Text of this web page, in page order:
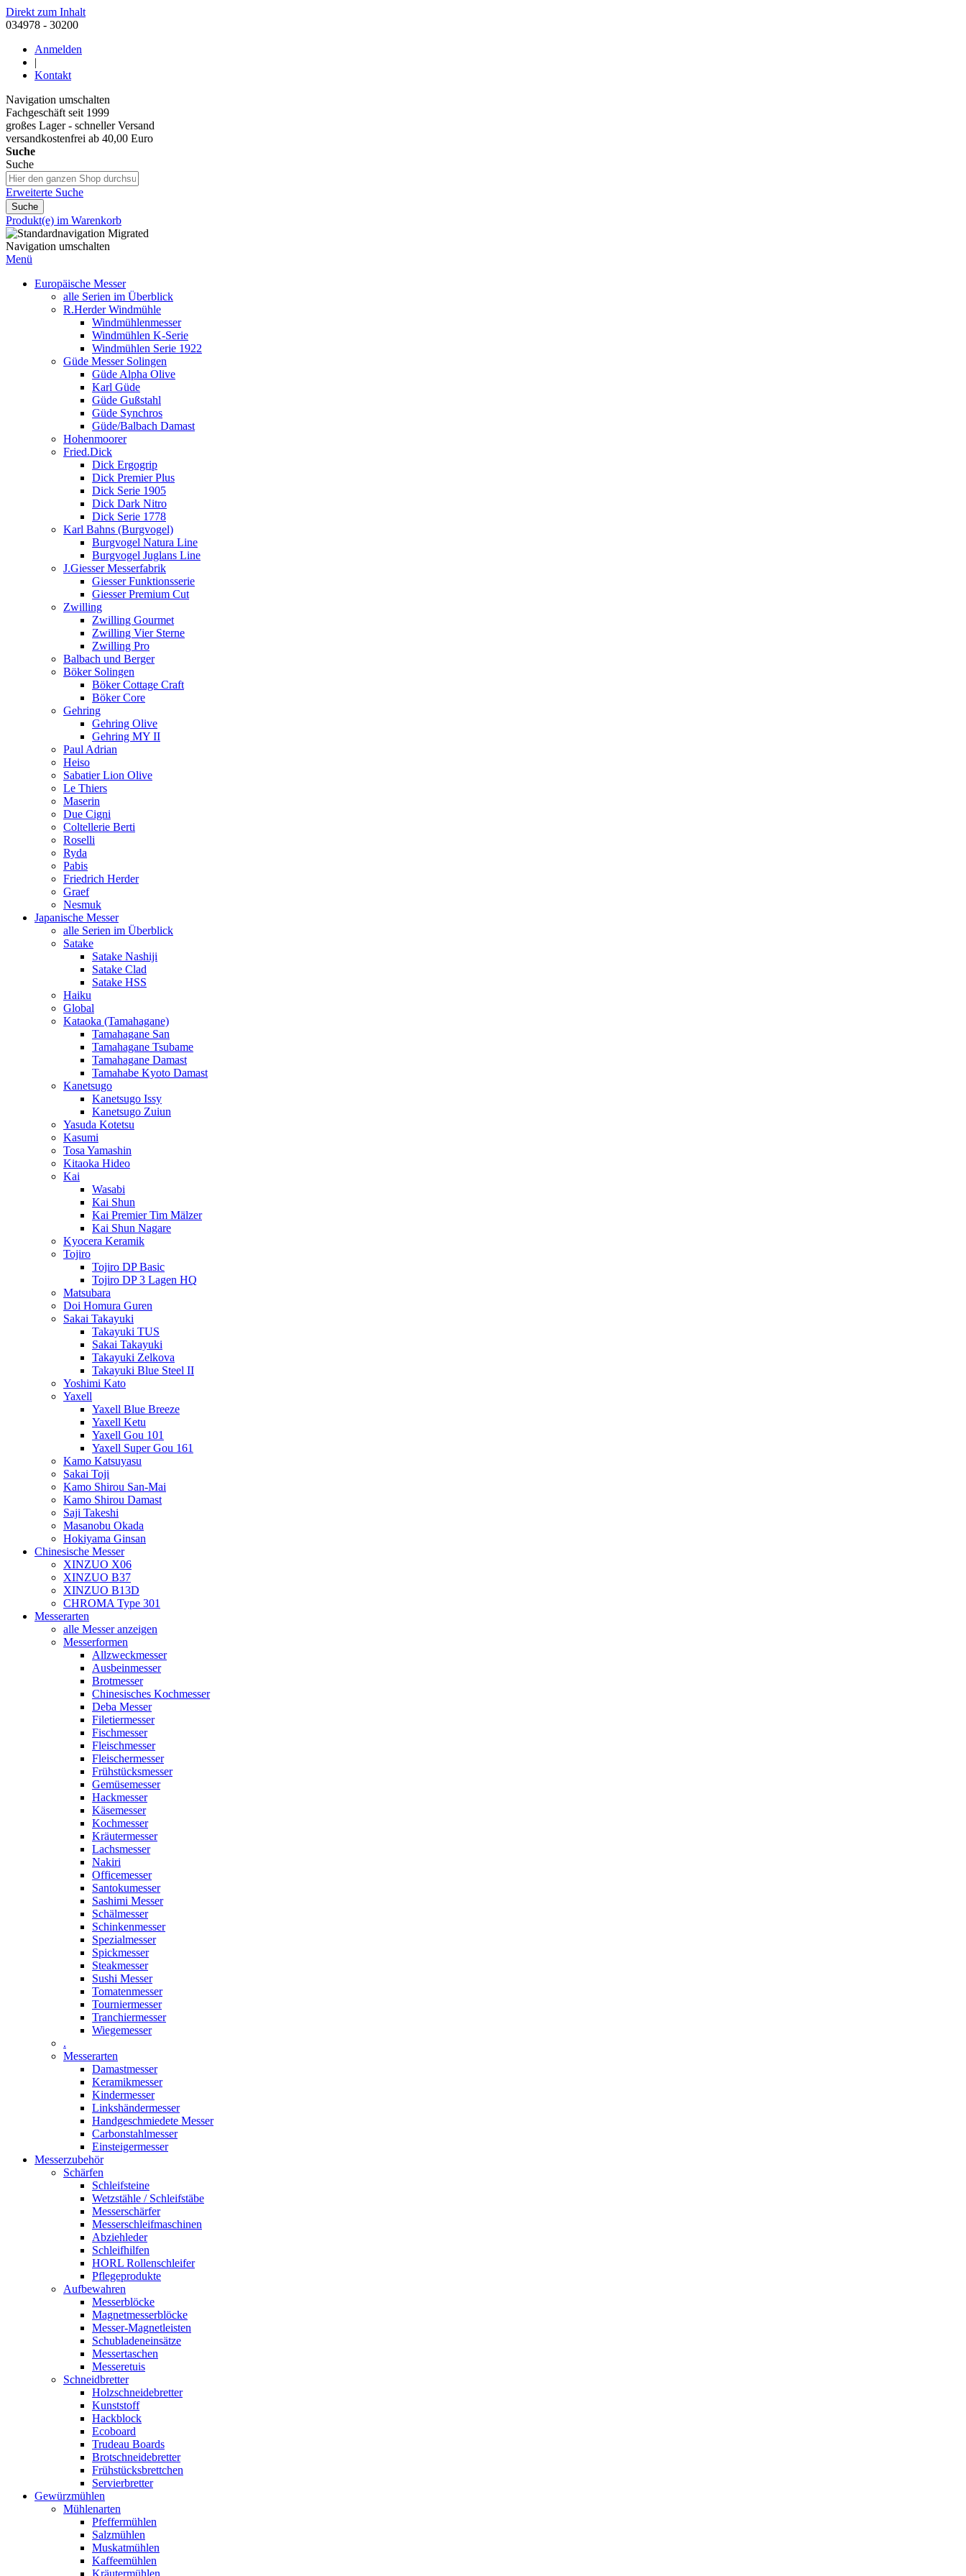
Direkt zum Inhalt
034978 - 30200
Anmelden
|
Kontakt
Navigation umschalten
Fachgeschäft seit 1999
großes Lager - schneller Versand
versandkostenfrei ab 40,00 Euro
Suche
Suche
Erweiterte Suche
Suche
Produkt(e) im Warenkorb
Navigation umschalten
Menü
Europäische Messer
alle Serien im Überblick
R.Herder Windmühle
Windmühlenmesser
Windmühlen K-Serie
Windmühlen Serie 1922
Güde Messer Solingen
Güde Alpha Olive
Karl Güde
Güde Gußstahl
Güde Synchros
Güde/Balbach Damast
Hohenmoorer
Fried.Dick
Dick Ergogrip
Dick Premier Plus
Dick Serie 1905
Dick Dark Nitro
Dick Serie 1778
Karl Bahns (Burgvogel)
Burgvogel Natura Line
Burgvogel Juglans Line
J.Giesser Messerfabrik
Giesser Funktionsserie
Giesser Premium Cut
Zwilling
Zwilling Gourmet
Zwilling Vier Sterne
Zwilling Pro
Balbach und Berger
Böker Solingen
Böker Cottage Craft
Böker Core
Gehring
Gehring Olive
Gehring MY II
Paul Adrian
Heiso
Sabatier Lion Olive
Le Thiers
Maserin
Due Cigni
Coltellerie Berti
Roselli
Ryda
Pabis
Friedrich Herder
Graef
Nesmuk
Japanische Messer
alle Serien im Überblick
Satake
Satake Nashiji
Satake Clad
Satake HSS
Haiku
Global
Kataoka (Tamahagane)
Tamahagane San
Tamahagane Tsubame
Tamahagane Damast
Tamahabe Kyoto Damast
Kanetsugo
Kanetsugo Issy
Kanetsugo Zuiun
Yasuda Kotetsu
Kasumi
Tosa Yamashin
Kitaoka Hideo
Kai
Wasabi
Kai Shun
Kai Premier Tim Mälzer
Kai Shun Nagare
Kyocera Keramik
Tojiro
Tojiro DP Basic
Tojiro DP 3 Lagen HQ
Matsubara
Doi Homura Guren
Sakai Takayuki
Takayuki TUS
Sakai Takayuki
Takayuki Zelkova
Takayuki Blue Steel II
Yoshimi Kato
Yaxell
Yaxell Blue Breeze
Yaxell Ketu
Yaxell Gou 101
Yaxell Super Gou 161
Kamo Katsuyasu
Sakai Toji
Kamo Shirou San-Mai
Kamo Shirou Damast
Saji Takeshi
Masanobu Okada
Hokiyama Ginsan
Chinesische Messer
XINZUO X06
XINZUO B37
XINZUO B13D
CHROMA Type 301
Messerarten
alle Messer anzeigen
Messerformen
Allzweckmesser
Ausbeinmesser
Brotmesser
Chinesisches Kochmesser
Deba Messer
Filetiermesser
Fischmesser
Fleischmesser
Fleischermesser
Frühstücksmesser
Gemüsemesser
Hackmesser
Käsemesser
Kochmesser
Kräutermesser
Lachsmesser
Nakiri
Officemesser
Santokumesser
Sashimi Messer
Schälmesser
Schinkenmesser
Spezialmesser
Spickmesser
Steakmesser
Sushi Messer
Tomatenmesser
Tourniermesser
Tranchiermesser
Wiegemesser
.
Messerarten
Damastmesser
Keramikmesser
Kindermesser
Linkshändermesser
Handgeschmiedete Messer
Carbonstahlmesser
Einsteigermesser
Messerzubehör
Schärfen
Schleifsteine
Wetzstähle / Schleifstäbe
Messerschärfer
Messerschleifmaschinen
Abziehleder
Schleifhilfen
HORL Rollenschleifer
Pflegeprodukte
Aufbewahren
Messerblöcke
Magnetmesserblöcke
Messer-Magnetleisten
Schubladeneinsätze
Messertaschen
Messeretuis
Schneidbretter
Holzschneidebretter
Kunststoff
Hackblock
Ecoboard
Trudeau Boards
Brotschneidebretter
Frühstücksbrettchen
Servierbretter
Gewürzmühlen
Mühlenarten
Pfeffermühlen
Salzmühlen
Muskatmühlen
Kaffeemühlen
Kräutermühlen